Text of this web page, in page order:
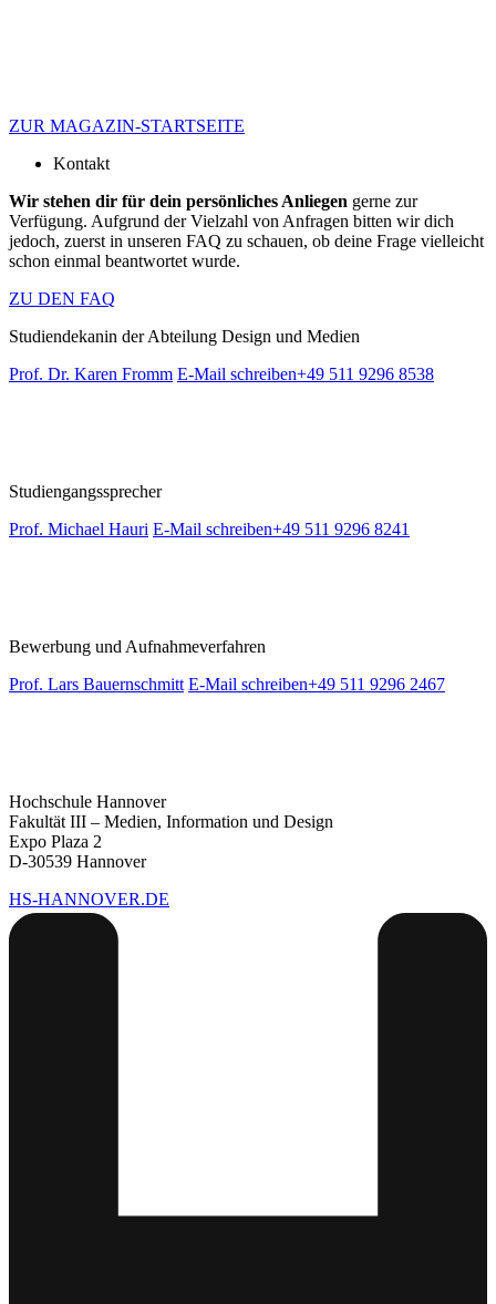
ZUR MAGAZIN-STARTSEITE
Kontakt
Wir stehen dir für dein persönliches Anliegen gerne zur
Verfügung. Aufgrund der Vielzahl von Anfragen bitten wir dich
jedoch, zuerst in unseren FAQ zu schauen, ob deine Frage vielleicht
schon einmal beantwortet wurde.
ZU DEN FAQ
Studiendekanin der Abteilung Design und Medien
Prof. Dr. Karen Fromm E-Mail schreiben+49 511 9296 8538
Studiengangssprecher
Prof. Michael Hauri E-Mail schreiben+49 511 9296 8241
Bewerbung und Aufnahmeverfahren
Prof. Lars Bauernschmitt E-Mail schreiben+49 511 9296 2467
Hochschule Hannover
Fakultät III – Medien, Information und Design
Expo Plaza 2
D-30539 Hannover
HS-HANNOVER.DE